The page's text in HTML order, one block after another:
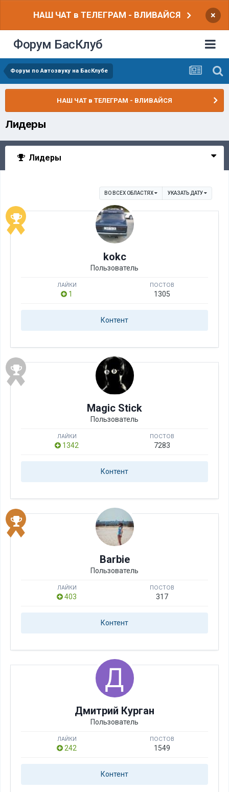
НАШ ЧАТ в ТЕЛЕГРАМ - ВЛИВАЙСЯ ×
Форум БасКлуб
Форум по Автозвуку на БасКлубе
НАШ ЧАТ в ТЕЛЕГРАМ - ВЛИВАЙСЯ
Лидеры
Лидеры
ВО ВСЕХ ОБЛАСТЯХ УКАЗАТЬ ДАТУ
kokc
Пользователь
ЛАЙКИ
1
ПОСТОВ
1305
Контент
Magic Stick
Пользователь
ЛАЙКИ
1342
ПОСТОВ
7283
Контент
Barbie
Пользователь
ЛАЙКИ
403
ПОСТОВ
317
Контент
Дмитрий Курган
Пользователь
ЛАЙКИ
242
ПОСТОВ
1549
Контент